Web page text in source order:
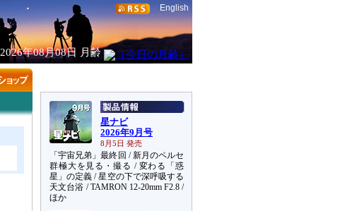
English
2026年08月08日 月齢
星ナビ
2026年9月号
8月5日 発売
「宇宙兄弟」最終回 / 新月のペルセ
群極大を見る・撮る / 変わる「惑
星」の定義 / 星空の下で深呼吸する
天文台浴 / TAMRON 12-20mm F2.8 /
ほか